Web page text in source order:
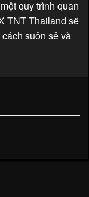
quy trình quan
TNT Thailand sẽ
suôn sẻ và